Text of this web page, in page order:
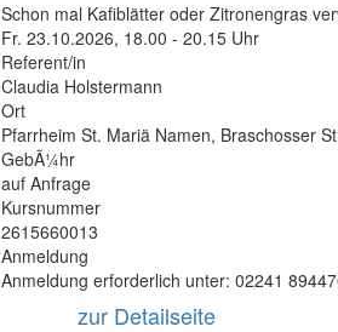
Schon mal Kafiblätter oder Zitronengras
Fr. 23.10.2026, 18.00 - 20.15 Uhr
Referent/in
Claudia Holstermann
Ort
Pfarrheim St. Mariä Namen, Braschosser
GebÃ¼hr
auf Anfrage
Kursnummer
2615660013
Anmeldung
Anmeldung erforderlich unter: 02241
zur Detailseite